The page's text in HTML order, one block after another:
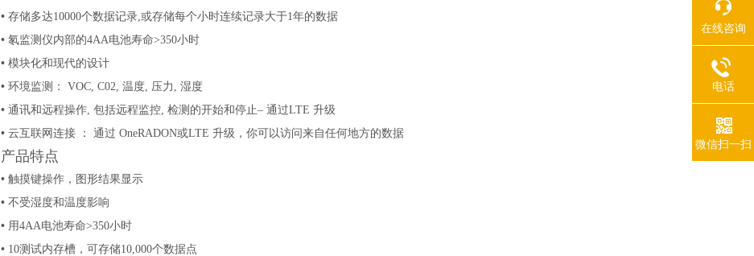
• 存储多达10000个数据记录,或存储每个小时连续记录大于1年的数据
• 氡监测仪内部的4AA电池寿命>350小时
• 模块化和现代的设计
• 环境监测： VOC, C02, 温度, 压力, 湿度
• 通讯和远程操作, 包括远程监控, 检测的开始和停止– 通过LTE 升级
• 云互联网连接 ： 通过 OneRADON或LTE 升级，你可以访问来自任何地方的数据
产品特点
• 触摸键操作，图形结果显示
• 不受湿度和温度影响
• 用4AA电池寿命>350小时
• 10测试内存槽，可存储10,000个数据点
在线咨询
电话
微信扫一扫